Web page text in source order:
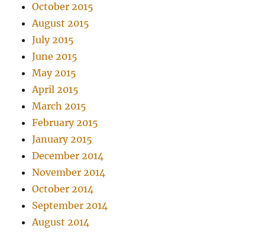
October 2015
August 2015
July 2015
June 2015
May 2015
April 2015
March 2015
February 2015
January 2015
December 2014
November 2014
October 2014
September 2014
August 2014